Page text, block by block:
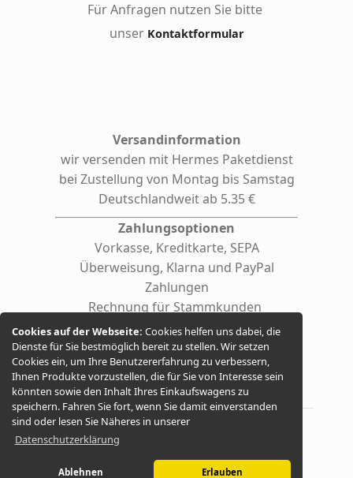
Cookies auf der Webseite:Cookies helfen uns dabei, die
Dienste für Sie bestmöglich bereit zu stellen. Wir setzen
Cookies ein, um Ihre Benutzererfahrung zu verbessern,
Ihnen Produkte vorzustellen, die für Sie von Interesse sein
könnten sowie den Inhalt Ihres Einkaufswagens zu
speichern. Fahren Sie fort, wenn Sie damit einverstanden
sind oder lesen Sie Näheres in unserer
Datenschutzerklärung
Ablehnen Erlauben
Für Anfragen nutzen Sie bitte
unser Kontaktformular
Versandinformation
wir versenden mit Hermes Paketdienst
bei Zustellung von Montag bis Samstag
Deutschlandweit ab 5.35 €
Zahlungsoptionen
Vorkasse, Kreditkarte, SEPA
Überweisung, Klarna und PayPal
Zahlungen
Rechnung für Stammkunden
(auf Anfrage auch für Firmen /
behördliche Einrichtungen)
© 2026 -